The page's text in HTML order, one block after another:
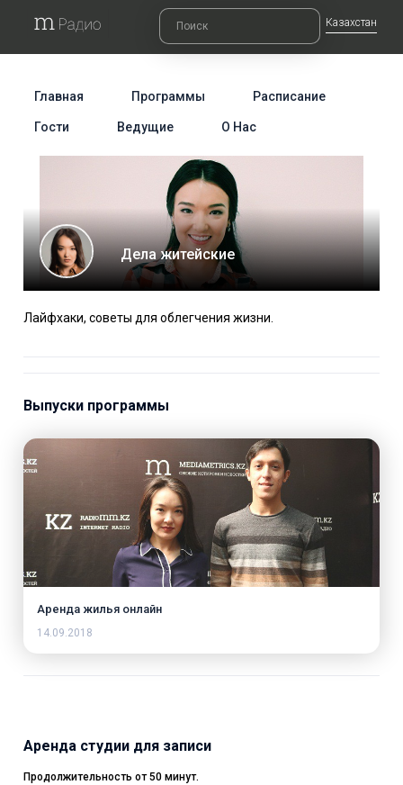
Казахстан
Главная Программы Расписание
Гости Ведущие О Нас
Дела житейские
Лайфхаки, советы для облегчения жизни.
Выпуски программы
Аренда жилья онлайн
14.09.2018
Аренда студии для записи
Продолжительность от 50 минут.